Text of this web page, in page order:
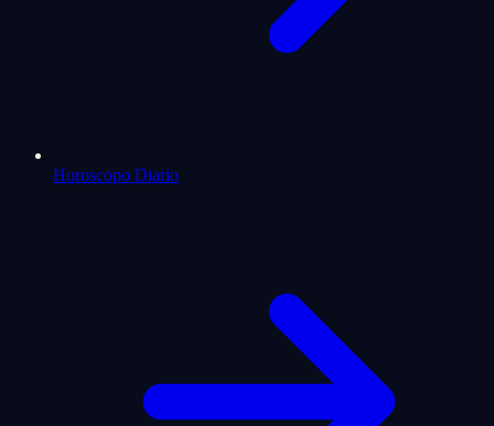
Horoscopo Diario